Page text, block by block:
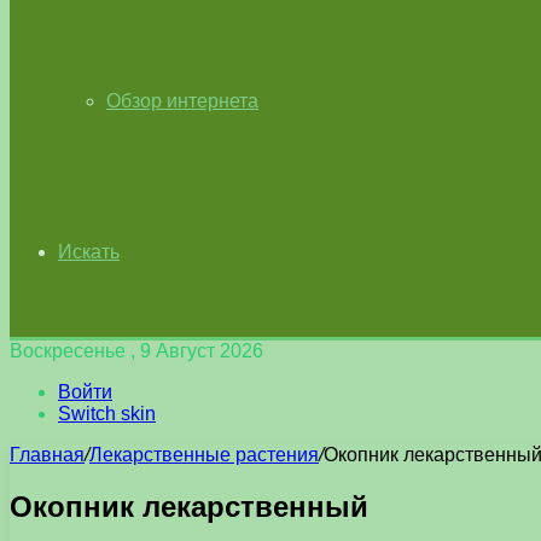
Обзор интернета
Искать
Воскресенье , 9 Август 2026
Войти
Switch skin
Главная/Лекарственные растения/Окопник лекарственный
Окопник лекарственный